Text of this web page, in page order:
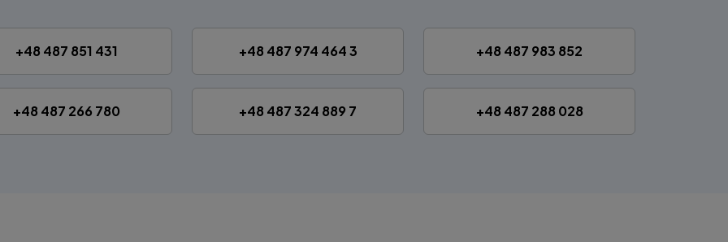
+48 487 851 431 +48 487 974 464 3 +48 487 983 852
+48 487 266 780 +48 487 324 889 7 +48 487 288 028